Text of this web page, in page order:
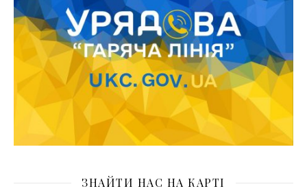
ЗНАЙТИ НАС НА КАРТІ